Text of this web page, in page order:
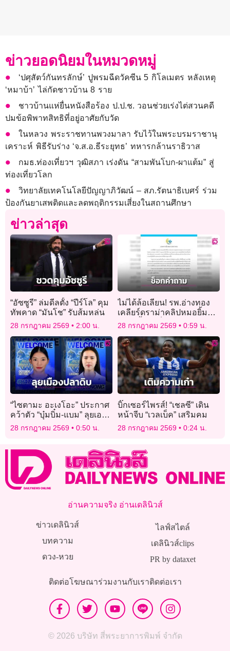
ข่าวยอดนิยมในหมวดหมู่
‘ปศุสัตว์กันทรลักษ์’ ปูพรมฉีดวัคซีน 5 กิโลเมตร หลังเหตุ
‘หมาบ้า’ ไล่กัดชาวบ้าน 8 ราย
ชาวบ้านแห่ยื่นหนังสือร้อง ป.ป.ช. วอนช่วยเร่งไต่สวนคดี
ปมข้อพิพาทสิทธิที่อยู่อาศัยกับวัด
ในหลวง พระราชทานพวงมาลา รับไว้ในพระบรมราชานุ
เคราะห์ พิธีรับร่าง ‘จ.ส.อ.ธีระยุทธ’ ทหารกล้านราธิวาส
กมธ.ท่องเที่ยวฯ วุฒิสภา เร่งดัน “สามพันโบก-ผาแต้ม” สู่
ท่องเที่ยวโลก
วิทยาลัยเทคโนโลยีปัญญาภิวัฒน์ – สภ.รัตนาธิเบศร์ ร่วม
ป้องกันยาเสพติดและลดพฤติกรรมเสี่ยงในสถานศึกษา
ข่าวล่าสุด
“อัซซูรี” ล่มดีลตั้ง “ปีร์โล” คุม
ทัพคาด “มันโช” รับส้มหล่น
28 กรกฎาคม 2569 2:00 น.
ไม่ได้ล้อเลียน! รพ.อ่างทอง
เคลียร์ดราม่าคลิปหมอยิ้ม
แถลงย้ำแค่ช็อกคำถามนัก
28 กรกฎาคม 2569 0:59 น.
“ไซตามะ อะเงโอะ” ประกาศ
คว้าตัว “บุ๋มบิ๋ม-แบม” ลุยเอ
สวี.ลีก
28 กรกฎาคม 2569 0:50 น.
บิ๊กเซอร์ไพรส์! “เชลซี” เดิน
หน้าจีบ “เวลเบ็ค” เสริมคม
28 กรกฎาคม 2569 0:24 น.
อ่านความจริง อ่านเดลินิวส์
ข่าวเดลินิวส์
บทความ
ดวง-หวย
ไลฟ์สไตล์
เดลินิวส์clips
PR by dataxet
ติดต่อโฆษณาร่วมงานกับเราติดต่อเรา
© 2026 บริษัท สี่พระยาการพิมพ์ จำกัด